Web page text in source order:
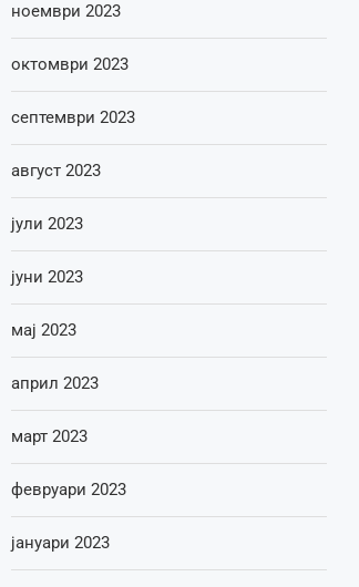
ноември 2023
октомври 2023
септември 2023
август 2023
јули 2023
јуни 2023
мај 2023
април 2023
март 2023
февруари 2023
јануари 2023